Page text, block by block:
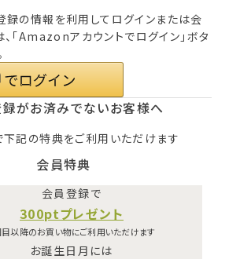
の情報を利用してログインまたは会
「Amazonアカウントでログイン」ボタ
がお済みでないお客様へ
記の特典をご利用いただけます
会員特典
会員登録で
300ptプレゼント
以降のお買い物にご利用いただけます
お誕生日月には